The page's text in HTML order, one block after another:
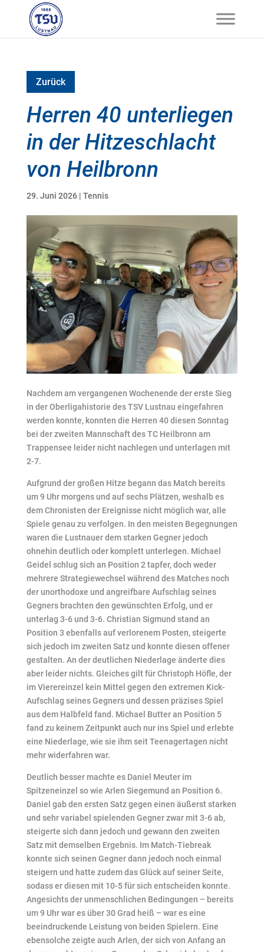
Zurück
Herren 40 unterliegen
in der Hitzeschlacht
von Heilbronn
29. Juni 2026| Tennis
Nachdem am vergangenen Wochenende der erste Sieg
in der Oberligahistorie des TSV Lustnau eingefahren
werden konnte, konnten die Herren 40 diesen Sonntag
bei der zweiten Mannschaft des TC Heilbronn am
Trappensee leider nicht nachlegen und unterlagen mit
2-7.
Aufgrund der großen Hitze begann das Match bereits
um 9 Uhr morgens und auf sechs Plätzen, weshalb es
dem Chronisten der Ereignisse nicht möglich war, alle
Spiele genau zu verfolgen. In den meisten Begegnungen
waren die Lustnauer dem starken Gegner jedoch
ohnehin deutlich oder komplett unterlegen. Michael
Geidel schlug sich an Position 2 tapfer, doch weder
mehrere Strategiewechsel während des Matches noch
der unorthodoxe und angreifbare Aufschlag seines
Gegners brachten den gewünschten Erfolg, und er
unterlag 3-6 und 3-6. Christian Sigmund stand an
Position 3 ebenfalls auf verlorenem Posten, steigerte
sich jedoch im zweiten Satz und konnte diesen offener
gestalten. An der deutlichen Niederlage änderte dies
aber leider nichts. Gleiches gilt für Christoph Höfle, der
im Vierereinzel kein Mittel gegen den extremen Kick-
Aufschlag seines Gegners und dessen präzises Spiel
aus dem Halbfeld fand. Michael Butter an Position 5
fand zu keinem Zeitpunkt auch nur ins Spiel und erlebte
eine Niederlage, wie sie ihm seit Teenagertagen nicht
mehr widerfahren war.
Deutlich besser machte es Daniel Meuter im
Spitzeneinzel so wie Arlen Siegemund an Position 6.
Daniel gab den ersten Satz gegen einen äußerst starken
und sehr variabel spielenden Gegner zwar mit 3-6 ab,
steigerte sich dann jedoch und gewann den zweiten
Satz mit demselben Ergebnis. Im Match-Tiebreak
konnte sich seinen Gegner dann jedoch noch einmal
steigern und hatte zudem das Glück auf seiner Seite,
sodass er diesen mit 10-5 für sich entscheiden konnte.
Angesichts der unmenschlichen Bedingungen – bereits
um 9 Uhr war es über 30 Grad heiß – war es eine
beeindruckende Leistung von beiden Spielern. Eine
ebensolche zeigte auch Arlen, der sich von Anfang an